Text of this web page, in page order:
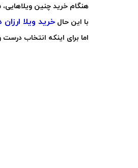
هنگام خرید چنین ویلاهایی،
با این حال خرید ویلا
اما برای اینکه انتخاب